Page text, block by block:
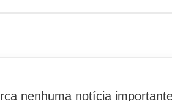
nenhuma notícia